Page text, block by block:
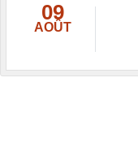
09
AOÛT